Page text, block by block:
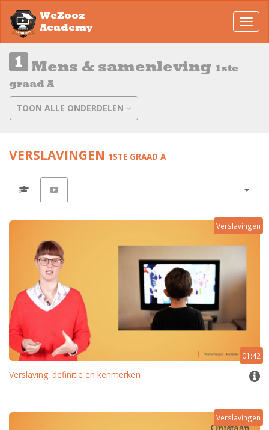
WeZooz
Academy
Mens & samenleving 1ste
graad A
TOON ALLE ONDERDELEN
VERSLAVINGEN 1STE GRAAD A
Verslavingen
01:42
Verslaving: definitie en kenmerken
Verslavingen